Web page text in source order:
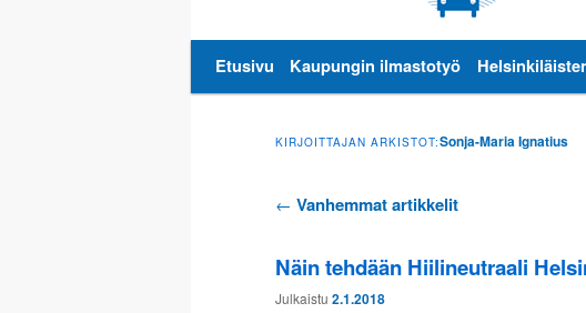
Päävalikko
Siirry
Siirry
Etusivu Kaupungin ilmastotyö
KIRJOITTAJAN ARKISTOT:Sonja-Maria Ignatius
Artikkelien
← Vanhemmat artikkelit
Näin tehdään Hiilineutraali
Julkaistu 2.1.2018